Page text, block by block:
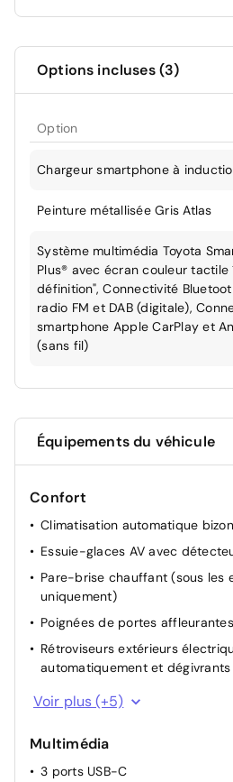
Options incluses (3)
Option
Chargeur smartphone à
Peinture métallisée Gris Atlas
Système multimédia Toyota
Plus® avec écran couleur tactile
définition", Connectivité
radio FM et DAB (digitale),
smartphone Apple CarPlay et
(sans fil)
Équipements du véhicule
Confort
Climatisation automatique
Essuie-glaces AV avec
Pare-brise chauffant (sous les
uniquement)
Poignées de portes affleurantes
Rétroviseurs extérieurs
automatiquement et dégivrants
Siège conducteur avec support
Siège passager réglable
Système d'ouverture/fermeture
Voir plus (+5)
Multimédia
3 ports USB-C